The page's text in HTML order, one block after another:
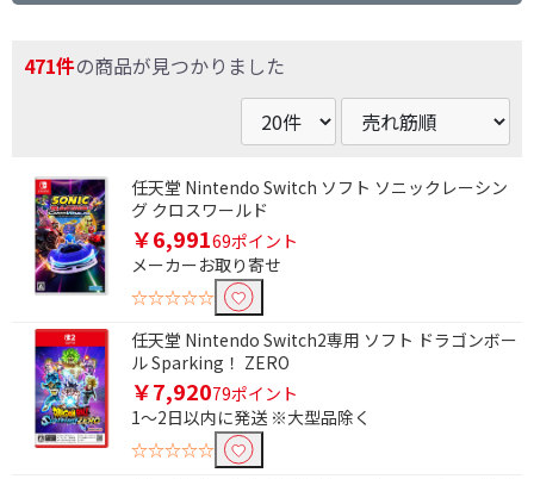
471件の商品が見つかりました
任天堂 Nintendo Switch ソフト ソニックレーシン
グ クロスワールド
￥6,99169ポイント
メーカーお取り寄せ
☆☆☆☆☆
任天堂 Nintendo Switch2専用 ソフト ドラゴンボー
ル Sparking！ ZERO
￥7,92079ポイント
1～2日以内に発送 ※大型品除く
☆☆☆☆☆